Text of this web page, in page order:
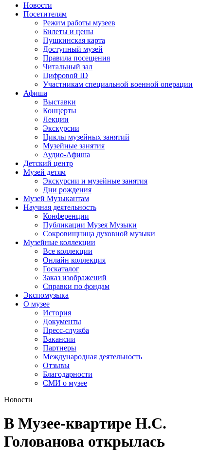
Новости
Посетителям
Режим работы музеев
Билеты и цены
Пушкинская карта
Доступный музей
Правила посещения
Читальный зал
Цифровой ID
Участникам специальной военной операции
Афиша
Выставки
Концерты
Лекции
Экскурсии
Циклы музейных занятий
Музейные занятия
Аудио-Афиша
Детский центр
Музей детям
Экскурсии и музейные занятия
Дни рождения
Музей Музыкантам
Научная деятельность
Конференции
Публикации Музея Музыки
Сокровищница духовной музыки
Музейные коллекции
Все коллекции
Онлайн коллекция
Госкаталог
Заказ изображений
Справки по фондам
Экспомузыка
О музее
История
Документы
Пресс-служба
Вакансии
Партнеры
Международная деятельность
Отзывы
Благодарности
СМИ о музее
Новости
В Музее-квартире Н.С.
Голованова открылась